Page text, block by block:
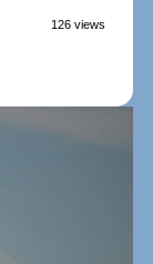
126 views